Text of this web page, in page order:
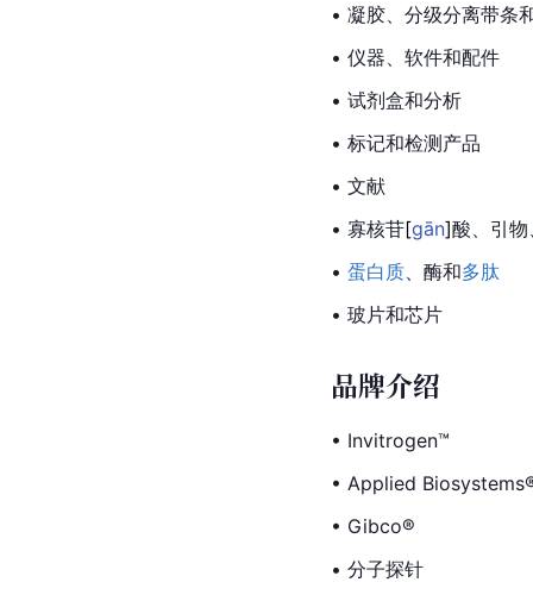
• 凝胶、分级分离带条
• 仪器、软件和配件
• 试剂盒和分析
• 标记和检测产品
• 文献
• 寡核苷[gān]酸、引
• 蛋白质 、酶和多肽
• 玻片和芯片
品牌介绍
• Invitrogen™
• Applied
• Gibco®
• 分子探针